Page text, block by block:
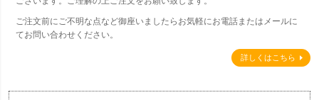
ご注文前にご不明な点など御座いましたらお気軽にお電話またはメールに
てお問い合わせください。
詳しくはこちら